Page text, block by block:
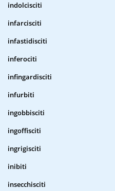
indolcisciti
infarcisciti
infastidisciti
inferociti
infingardisciti
infurbiti
ingobbisciti
ingoffisciti
ingrigisciti
inibiti
insecchisciti